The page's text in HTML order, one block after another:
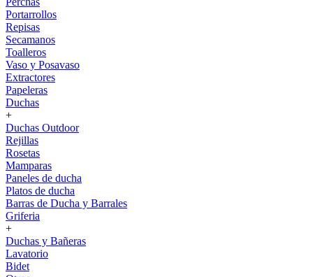
Portarrollos
Repisas
Secamanos
Toalleros
Vaso y Posavaso
Extractores
Papeleras
Duchas
+
Duchas Outdoor
Rejillas
Rosetas
Mamparas
Paneles de ducha
Platos de ducha
Barras de Ducha y Barrales
Griferia
+
Duchas y Bañeras
Lavatorio
Bidet